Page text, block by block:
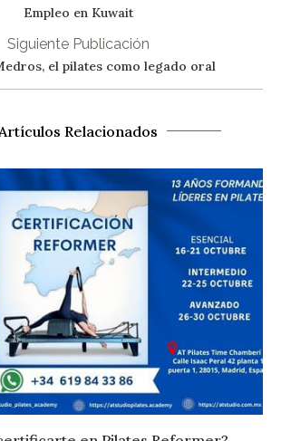
Empleo en Kuwait
Siguiente Publicación
el pilates como legado oral
Artículos Relacionados